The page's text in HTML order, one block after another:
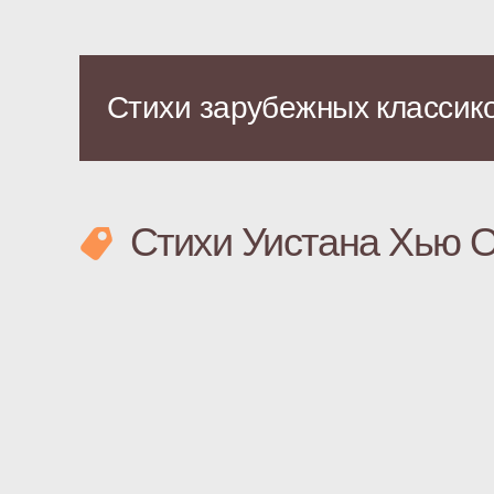
Стихи зарубежных
Стихи Уистана Хью